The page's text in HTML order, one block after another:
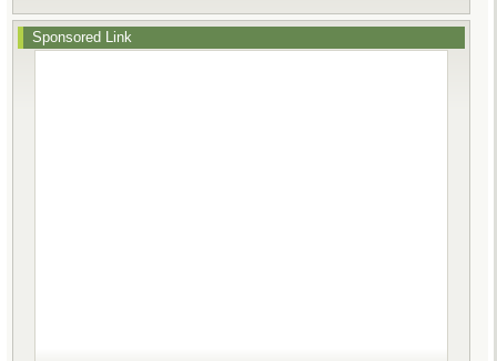
Sponsored Link